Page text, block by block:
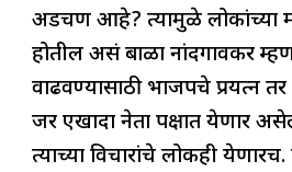
अडचण आहे? त्यामुळे लोकांच्या
होतील असं बाळा नांदगावकर
वाढवण्यासाठी भाजपचे प्रयत्न
जर एखादा नेता पक्षात येणार
त्याच्या विचारांचे लोकही